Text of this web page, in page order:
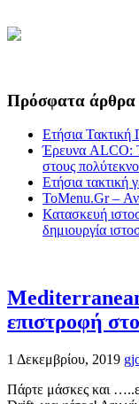
Πρόσφατα άρθρα
Ετήσια Τακτική
Έρευνα ALCO:
στους
Ετήσια τακτική
ToMenu.Gr –
Κατασκευή
δημιουργία
επιστροφή
1 Δεκεμβρίου, 2019
Πάρτε μάσκες και